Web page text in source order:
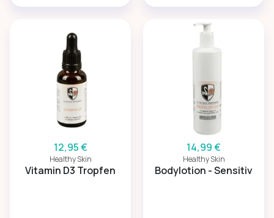
12,95 €
Healthy Skin
Vitamin D3 Tropfen
14,99 €
Healthy Skin
Bodylotion - Sensitiv